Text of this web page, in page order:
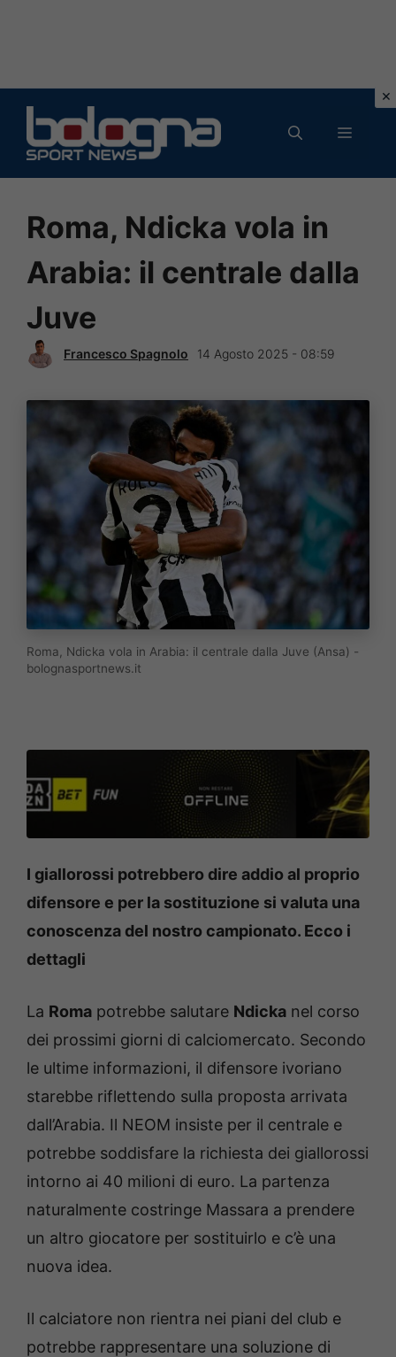
contenuto
MENU
Roma, Ndicka vola in
Arabia: il centrale dalla
Juve
Francesco Spagnolo 14 Agosto 2025 - 08:59
Roma, Ndicka vola in Arabia: il centrale dalla Juve (Ansa) -
bolognasportnews.it
I giallorossi potrebbero dire addio al proprio
difensore e per la sostituzione si valuta una
conoscenza del nostro campionato. Ecco i
dettagli
La Roma potrebbe salutare Ndicka nel corso
dei prossimi giorni di calciomercato. Secondo
le ultime informazioni, il difensore ivoriano
starebbe riflettendo sulla proposta arrivata
dall’Arabia. Il NEOM insiste per il centrale e
potrebbe soddisfare la richiesta dei giallorossi
intorno ai 40 milioni di euro. La partenza
naturalmente costringe Massara a prendere
un altro giocatore per sostituirlo e c’è una
nuova idea.
Il calciatore non rientra nei piani del club e
potrebbe rappresentare una soluzione di